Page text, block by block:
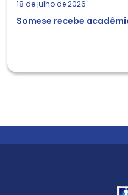
18 de julho de 2026
Somese recebe